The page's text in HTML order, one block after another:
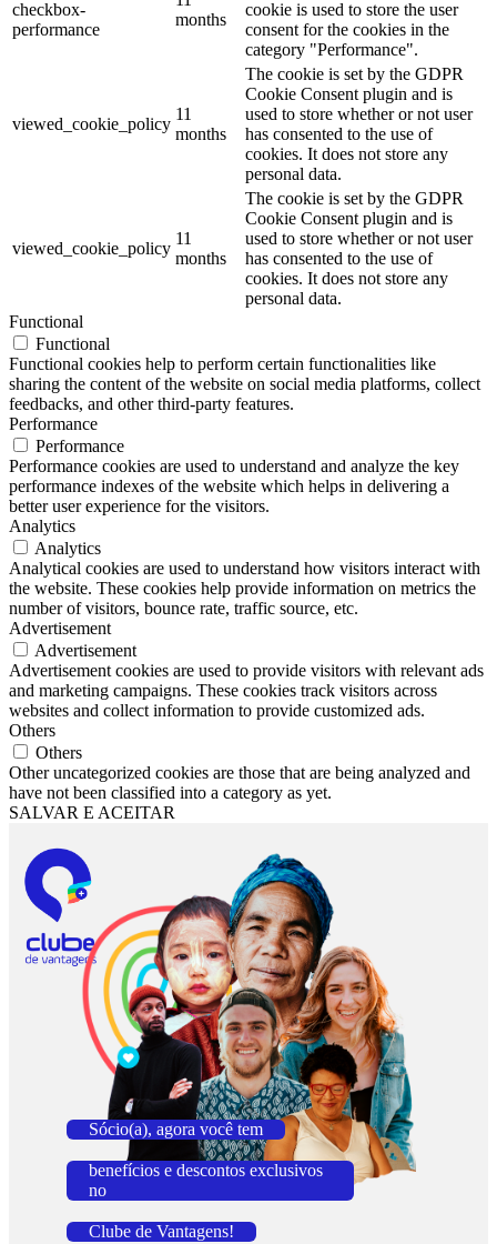
checkbox-
performance
months
cookie is used to store the user
consent for the cookies in the
category "Performance".
viewed_cookie_policy
11
months
The cookie is set by the GDPR
Cookie Consent plugin and is
used to store whether or not user
has consented to the use of
cookies. It does not store any
personal data.
viewed_cookie_policy
11
months
The cookie is set by the GDPR
Cookie Consent plugin and is
used to store whether or not user
has consented to the use of
cookies. It does not store any
personal data.
Functional
Functional
Functional cookies help to perform certain functionalities like
sharing the content of the website on social media platforms, collect
feedbacks, and other third-party features.
Performance
Performance
Performance cookies are used to understand and analyze the key
performance indexes of the website which helps in delivering a
better user experience for the visitors.
Analytics
Analytics
Analytical cookies are used to understand how visitors interact with
the website. These cookies help provide information on metrics the
number of visitors, bounce rate, traffic source, etc.
Advertisement
Advertisement
Advertisement cookies are used to provide visitors with relevant ads
and marketing campaigns. These cookies track visitors across
websites and collect information to provide customized ads.
Others
Others
Other uncategorized cookies are those that are being analyzed and
have not been classified into a category as yet.
SALVAR E ACEITAR
Sócio(a), agora você tem
benefícios e descontos exclusivos
no
Clube de Vantagens!